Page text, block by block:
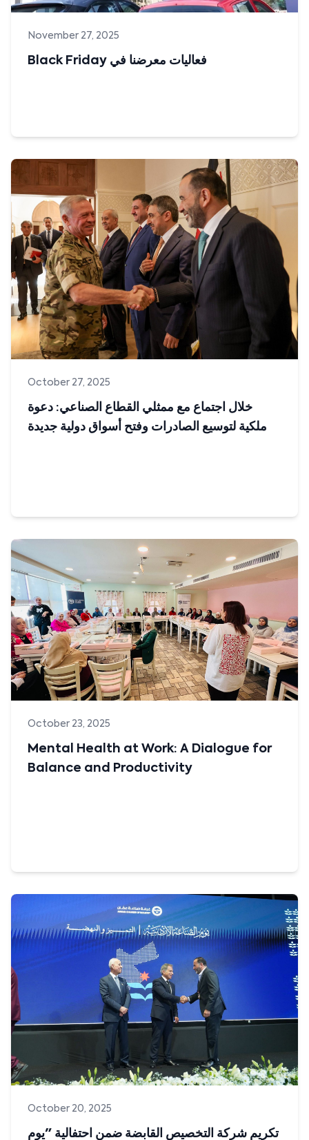
November 27, 2025
Black Friday فعاليات معرضنا في
Read more
October 27, 2025
خلال اجتماع مع ممثلي القطاع الصناعي: دعوة
ملكية لتوسيع الصادرات وفتح أسواق دولية جديدة
خلال اجتماع يوم 27 اكتوبر الذي يحمل تأكيدات ملكية لتعزيز دور
قطاع الصناعة، جلالة الملك عبدالله الثاني بن الحسين يدعو الى...
Read more
October 23, 2025
Mental Health at Work: A Dialogue for
Balance and Productivity
Privatization Holding Company hosted an engaging
mental health discussion session aimed at supporting
employees and stre...
Read more
October 20, 2025
تكريم شركة التخصيص القابضة ضمن احتفالية "يوم